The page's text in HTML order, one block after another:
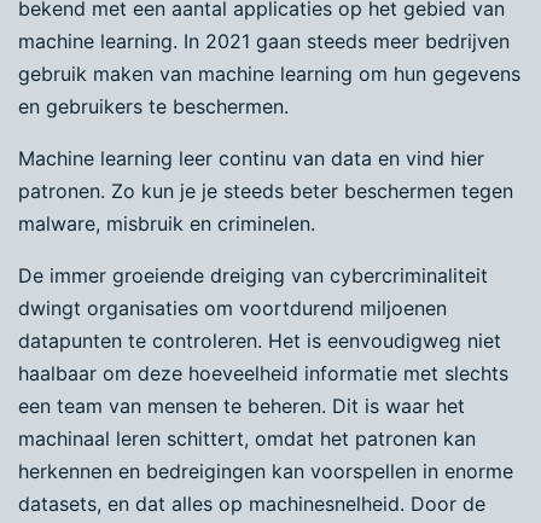
bekend met een aantal applicaties op het gebied van
machine learning. In 2021 gaan steeds meer bedrijven
gebruik maken van machine learning om hun gegevens
en gebruikers te beschermen.
Machine learning leer continu van data en vind hier
patronen. Zo kun je je steeds beter beschermen tegen
malware, misbruik en criminelen.
De immer groeiende dreiging van cybercriminaliteit
dwingt organisaties om voortdurend miljoenen
datapunten te controleren. Het is eenvoudigweg niet
haalbaar om deze hoeveelheid informatie met slechts
een team van mensen te beheren. Dit is waar het
machinaal leren schittert, omdat het patronen kan
herkennen en bedreigingen kan voorspellen in enorme
datasets, en dat alles op machinesnelheid. Door de